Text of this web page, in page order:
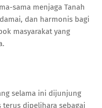
sama menjaga Tanah
dan harmonis bagi
masyarakat yang
selama ini dijunjung
dipelihara sebagai